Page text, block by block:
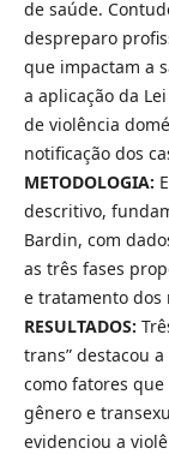
de saúde.
despreparo
que impactam a
a aplicação da
de violência
notificação dos
METODOLOGIA:
descritivo,
Bardin, com
as três fases
e tratamento dos
RESULTADOS:
trans” destacou
como fatores
gênero e
evidenciou a